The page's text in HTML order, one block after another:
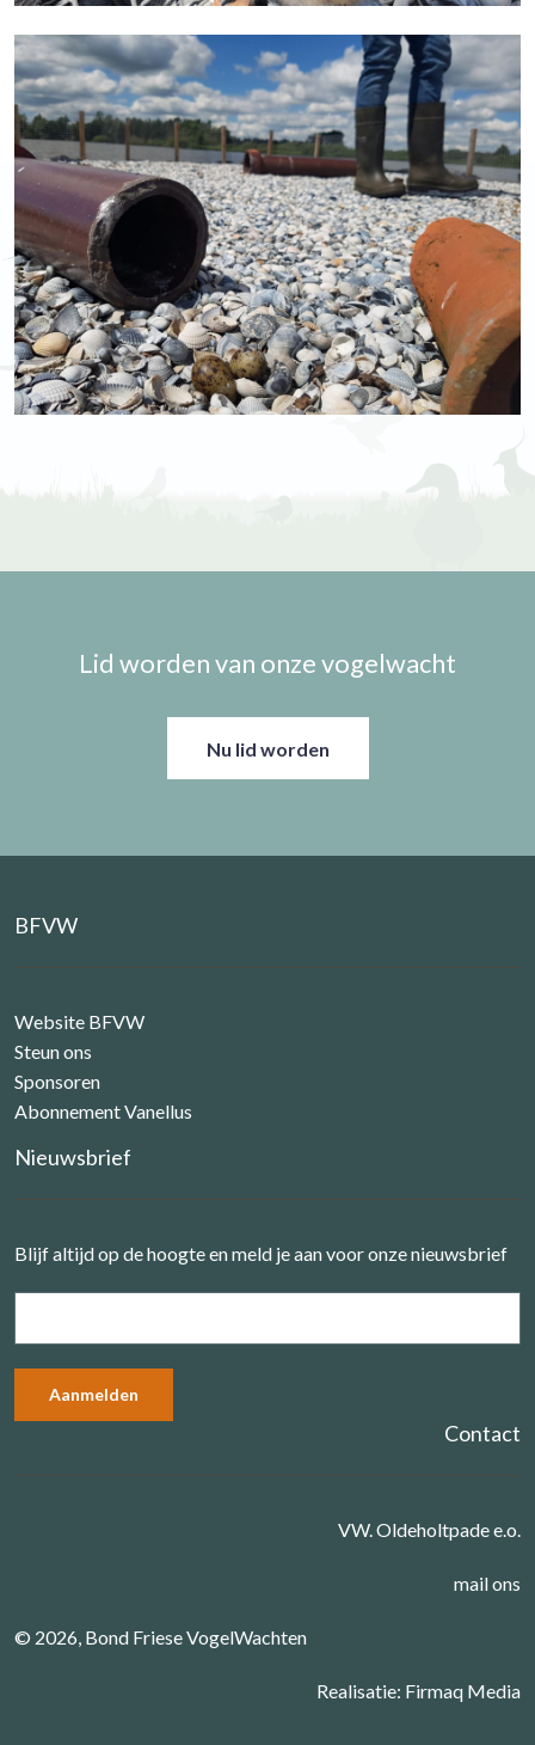
Lid worden van onze vogelwacht
Nu lid worden
BFVW
Website BFVW
Steun ons
Sponsoren
Abonnement Vanellus
Nieuwsbrief
Blijf altijd op de hoogte en meld je aan voor onze nieuwsbrief
Contact
VW. Oldeholtpade e.o.
mail ons
© 2026, Bond Friese VogelWachten
Realisatie: Firmaq Media